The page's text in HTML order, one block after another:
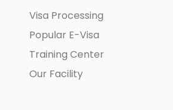
Visa Processing
Popular E-Visa
Training Center
Our Facility